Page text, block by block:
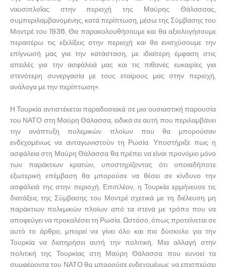
ναυσιπλοΐας στην περιοχή της Μαύρης Θάλασσας,
συμπεριλαμβανομένης, κατά περίπτωση, μέσω της Σύμβασης του
Μοντρέ του 1936. Θα παρακολουθήσουμε και θα αξιολογήσουμε
περαιτέρω τις εξελίξεις στην περιοχή και θα ενισχύσουμε την
επίγνωσή μας για την κατάσταση, με ιδιαίτερη έμφαση στις
απειλές για την ασφάλειά μας και τις πιθανές ευκαιρίες για
στενότερη συνεργασία με τους εταίρους μας στην περιοχή,
ανάλογα με την περίπτωση».
Η Τουρκία αντιστέκεται παραδοσιακά σε μια ουσιαστική παρουσία
του ΝΑΤΟ στη Μαύρη Θάλασσα, ειδικά σε αυτή που περιλαμβάνει
την ανάπτυξη πολεμικών πλοίων που θα μπορούσαν
ενδεχομένως να ανταγωνιστούν τη Ρωσία. Υποστήριξε πως η
ασφάλεια στη Μαύρη Θάλασσα θα πρέπει να είναι προνόμιο μόνο
των παράκτιων κρατών, υποστηρίζοντας ότι οποιαδήποτε
εξωτερική επέμβαση θα μπορούσε να θέσει σε κίνδυνο την
ασφάλειά της στην περιοχή. Επιπλέον, η Τουρκία ερμήνευσε τις
διατάξεις της Σύμβασης του Μοντρέ σχετικά με τη διέλευση μη
παράκτιων πολεμικών πλοίων από τα στενά με τρόπο που να
αποφεύγει να προκαλέσει τη Ρωσία. Ωστόσο, όπως προτείνεται σε
αυτό το άρθρο, μπορεί να γίνει όλο και πιο δύσκολο για την
Τουρκία να διατηρήσει αυτή την πολιτική. Μια αλλαγή στην
πολιτική της Τουρκίας στη Μαύρη Θάλασσα που ευνοεί τα
συμφέροντα του ΝΑΤΟ θα μπορούσε ενδεχομένως να επισπεύσει